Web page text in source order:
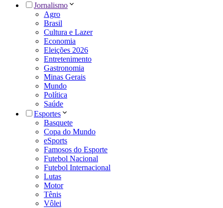
Jornalismo
Agro
Brasil
Cultura e Lazer
Economia
Eleições 2026
Entretenimento
Gastronomia
Minas Gerais
Mundo
Política
Saúde
Esportes
Basquete
Copa do Mundo
eSports
Famosos do Esporte
Futebol Nacional
Futebol Internacional
Lutas
Motor
Tênis
Vôlei